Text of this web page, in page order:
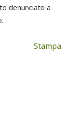
denunciato a
Stampa